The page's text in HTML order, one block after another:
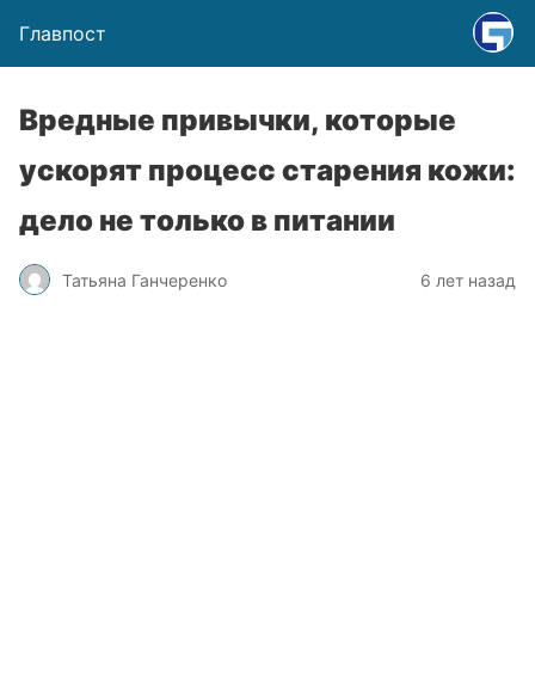
Главпост
Вредные привычки, которые
ускорят процесс старения кожи:
дело не только в питании
Татьяна Ганчеренко 6 лет назад